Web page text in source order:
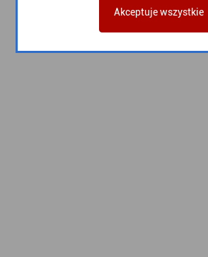
Akceptuje wszystkie